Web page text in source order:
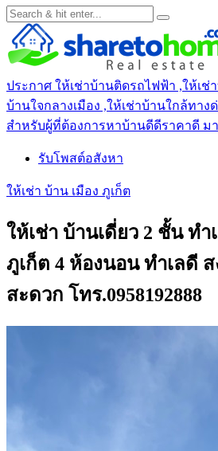
ประกาศ ให้เช่าบ้านติดรถไฟฟ้า ,ให้เช่
บ้านใจกลางเมือง ,ให้เช่าบ้านใกล้ทา
สำหรับผู้ที่ต้องการหาบ้านดีดีราคาดี
รับโพสต์อสังหา
ให้เช่า บ้าน เมือง ภูเก็ต
ให้เช่า บ้านเดี่ยว 2 ชั้น ทำ
ภูเก็ต 4 ห้องนอน ทำเลดี
สะดวก โทร.0958192888